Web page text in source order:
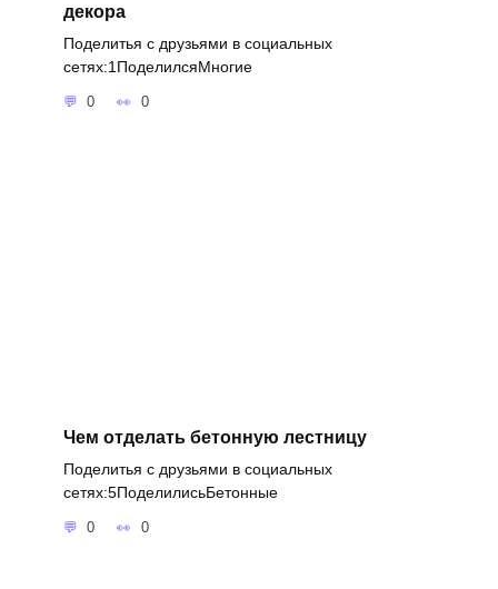
декора
Поделитья с друзьями в социальных
сетях:1ПоделилсяМногие
0 0
Чем отделать бетонную лестницу
Поделитья с друзьями в социальных
сетях:5ПоделилисьБетонные
0 0